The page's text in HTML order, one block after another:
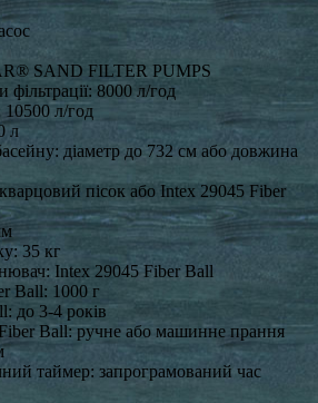
SAND FILTER PUMPS
8000 л/год
10500 л/год
л
діаметр до 732 см або довжина
пісок або Intex 29045 Fiber
35 кг
Intex 29045 Fiber Ball
Ball: 1000 г
до 3-4 років
Ball: ручне або машинне прання
таймер: запрограмований час